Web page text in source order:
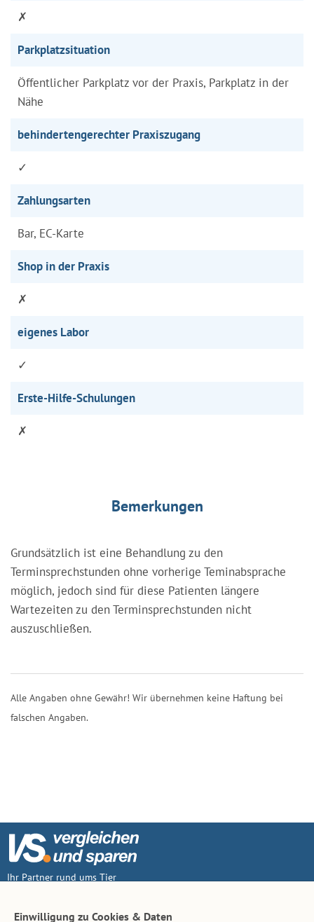
✗
Parkplatzsituation
Öffentlicher Parkplatz vor der Praxis, Parkplatz in der
Nähe
behindertengerechter Praxiszugang
✓
Zahlungsarten
Bar, EC-Karte
Shop in der Praxis
✗
eigenes Labor
✓
Erste-Hilfe-Schulungen
✗
Bemerkungen
Grundsätzlich ist eine Behandlung zu den
Terminsprechstunden ohne vorherige Teminabsprache
möglich, jedoch sind für diese Patienten längere
Wartezeiten zu den Terminsprechstunden nicht
auszuschließen.
Alle Angaben ohne Gewähr! Wir übernehmen keine Haftung bei
falschen Angaben.
Ihr Partner rund ums Tier
Einwilligung zu Cookies & Daten